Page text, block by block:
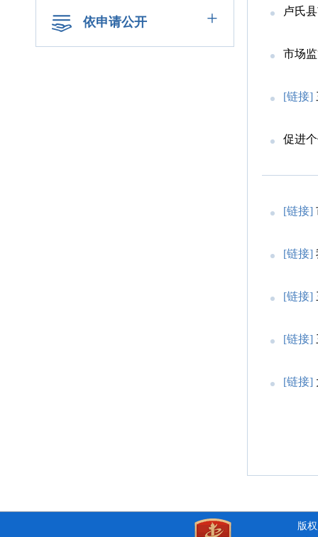
依申请公开 + 卢氏
市场
[链接]
促进
[链接]
[链接]
[链接]
[链接]
[链接]
版